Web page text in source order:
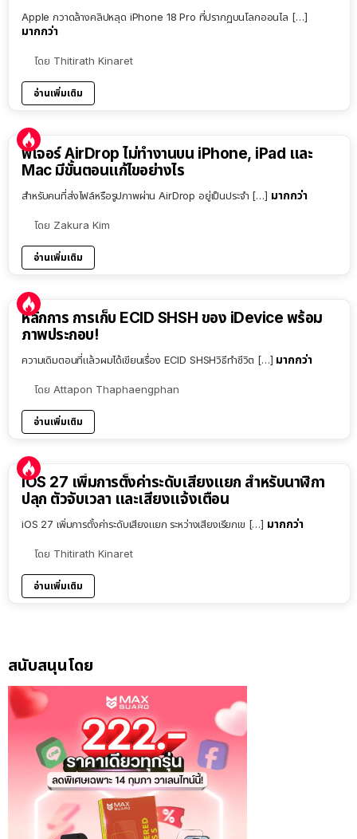
Apple กวาดล้างคลิปหลุด iPhone 18 Pro ที่ปรากฏบนโลกออนไล […]
มากกว่า
โดย Thitirath Kinaret
อ่านเพิ่มเติม
ฟีเจอร์ AirDrop ไม่ทำงานบน iPhone, iPad และ
Mac มีขั้นตอนแก้ไขอย่างไร
สำหรับคนที่ส่งไฟล์หรือรูปภาพผ่าน AirDrop อยู่เป็นประจำ […] มากกว่า
โดย Zakura Kim
อ่านเพิ่มเติม
หลักการ การเก็บ ECID SHSH ของ iDevice พร้อม
ภาพประกอบ!
ความเดิมตอนที่แล้วผมได้เขียนเรื่อง ECID SHSHวิธีทำชีวิต […] มากกว่า
โดย Attapon Thaphaengphan
อ่านเพิ่มเติม
iOS 27 เพิ่มการตั้งค่าระดับเสียงแยก สำหรับนาฬิกา
ปลุก ตัวจับเวลา และเสียงแจ้งเตือน
iOS 27 เพิ่มการตั้งค่าระดับเสียงแยก ระหว่างเสียงเรียกเข […] มากกว่า
โดย Thitirath Kinaret
อ่านเพิ่มเติม
สนับสนุนโดย